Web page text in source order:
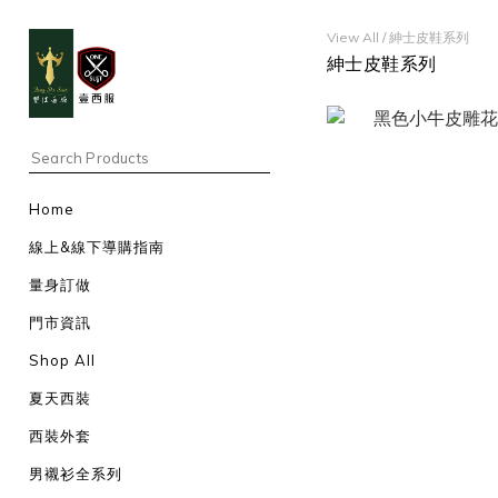
Home
線上&線下導購指南
量身訂做
門市資訊
Shop All
夏天西裝
西裝外套
男襯衫全系列
View All /紳士皮鞋系列
紳士皮鞋系列